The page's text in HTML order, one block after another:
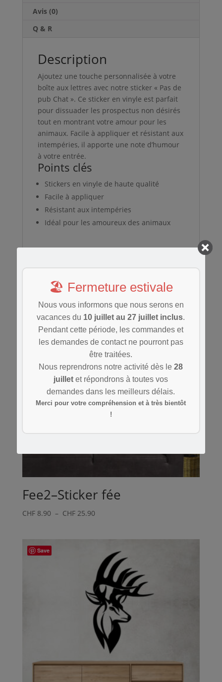
Avis (0)
Q & R
Description
Ajoutez une touche personnalisée à votre
boîte aux lettres avec notre sticker « Pas de
pub Chat ». Ce sticker en vinyle est parfait
pour dissuader les prospectus non désirés
tout en montrant votre amour pour les
animaux. Facile à appliquer et résistant aux
intempéries, il apporte une note d’humour
à votre entrée.
Points clés
Stickers en vinyle de haute qualité
Facile à appliquer
Résistant aux intempéries
Idéal pour les amoureux des animaux
Produits similaires
Fee2–Sticker fée
CHF8.90 – CHF25.90Plage
CHF 25.90
Save
🏖️ Fermeture estivale
Nous vous informons que nous serons en
vacances du 10 juillet au 27 juillet inclus.
Pendant cette période, les commandes et
les demandes de contact ne pourront pas
être traitées.
Nous reprendrons notre activité dès le28
juillet et répondrons à toutes vos
demandes dans les meilleurs délais.
Merci pour votre compréhension et à très bientôt
!